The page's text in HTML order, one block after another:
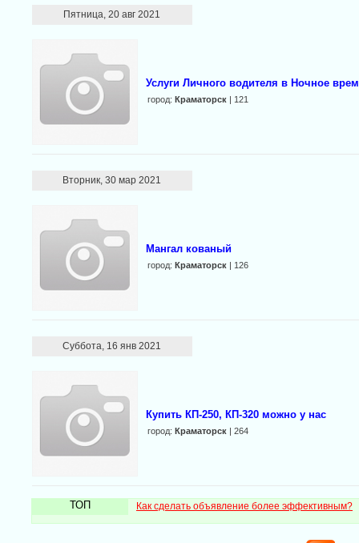
Пятница, 20 авг 2021
Услуги Личного водителя в Ночное
город: Краматорск | 121
Вторник, 30 мар 2021
Мангал кованый
город: Краматорск | 126
Суббота, 16 янв 2021
Купить КП-250, КП-320 можно у нас
город: Краматорск | 264
ТОП Как сделать объявление более эффективным?